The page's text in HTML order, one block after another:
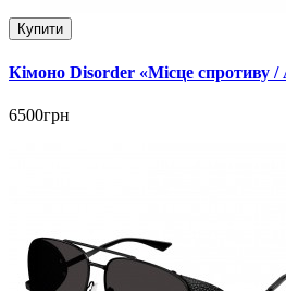
Купити
Кімоно Disorder «Місце спротиву /
6500грн